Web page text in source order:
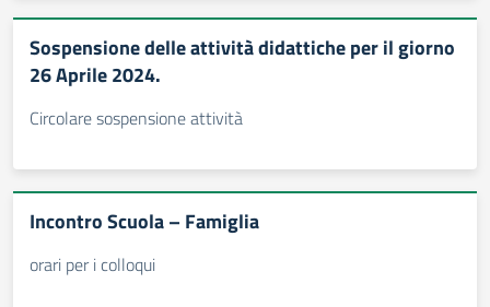
Sospensione delle attività didattiche per il giorno
26 Aprile 2024.
Circolare sospensione attività
Incontro Scuola – Famiglia
orari per i colloqui